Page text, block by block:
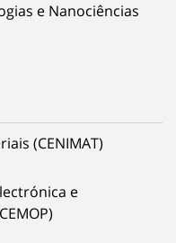
e Nanociências
(CENIMAT)
e